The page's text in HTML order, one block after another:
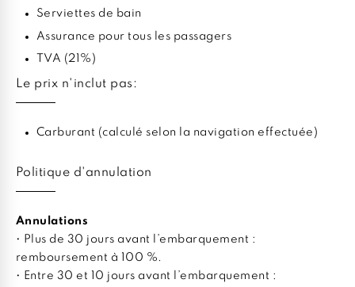
Serviettes de bain
Assurance pour tous les passagers
TVA (21%)
Le prix n'inclut pas:
Carburant (calculé selon la navigation effectuée)
Politique d'annulation
Annulations
• Plus de 30 jours avant l’embarquement :
remboursement à 100 %.
• Entre 30 et 10 jours avant l’embarquement :